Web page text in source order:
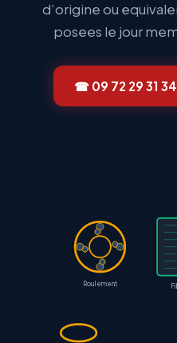
d’origine ou
posees le jour
☎ 09 72 29 31 34
Roulement